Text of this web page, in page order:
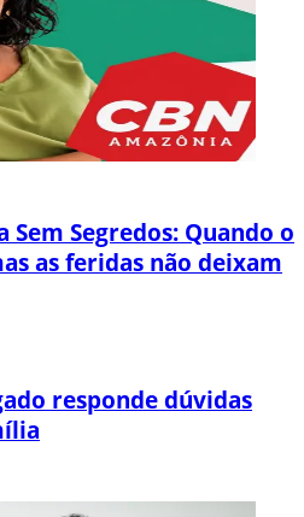
Sem Segredos: Quando o
as feridas não deixam
responde dúvidas